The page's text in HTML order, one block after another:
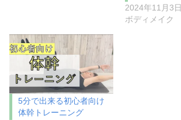
2024年11月3日
ボディメイク
5分で出来る初心者向け
体幹トレーニング